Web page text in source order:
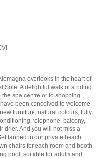
overlooks in the heart of
Sole. A delightful walk or a riding
the spa centre or to shopping….
been conceived to welcome
furniture, natural colours, fully
telephone, balcony,
drier. And you will not miss a
tanned in our private beach
chairs for each room and booth
pool, suitable for adults and